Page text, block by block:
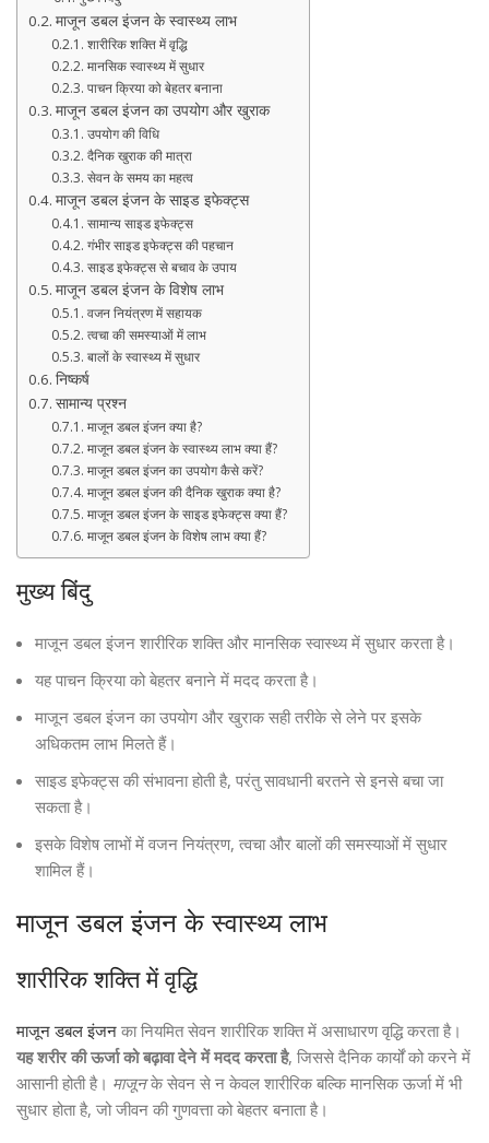
माजून डबल इंजन के स्वास्थ्य लाभ
शारीरिक शक्ति में वृद्धि
मानसिक स्वास्थ्य में सुधार
पाचन क्रिया को बेहतर बनाना
माजून डबल इंजन का उपयोग और खुराक
उपयोग की विधि
दैनिक खुराक की मात्रा
सेवन के समय का महत्व
माजून डबल इंजन के साइड इफेक्ट्स
सामान्य साइड इफेक्ट्स
गंभीर साइड इफेक्ट्स की पहचान
साइड इफेक्ट्स से बचाव के उपाय
माजून डबल इंजन के विशेष लाभ
वजन नियंत्रण में सहायक
त्वचा की समस्याओं में लाभ
बालों के स्वास्थ्य में सुधार
निष्कर्ष
सामान्य प्रश्न
माजून डबल इंजन क्या है?
माजून डबल इंजन के स्वास्थ्य लाभ क्या हैं?
माजून डबल इंजन का उपयोग कैसे करें?
माजून डबल इंजन की दैनिक खुराक क्या है?
माजून डबल इंजन के साइड इफेक्ट्स क्या हैं?
माजून डबल इंजन के विशेष लाभ क्या हैं?
मुख्य बिंदु
माजून डबल इंजन शारीरिक शक्ति और मानसिक स्वास्थ्य में सुधार करता है।
यह पाचन क्रिया को बेहतर बनाने में मदद करता है।
माजून डबल इंजन का उपयोग और खुराक सही तरीके से लेने पर इसके
अधिकतम लाभ मिलते हैं।
साइड इफेक्ट्स की संभावना होती है, परंतु सावधानी बरतने से इनसे बचा जा
सकता है।
इसके विशेष लाभों में वजन नियंत्रण, त्वचा और बालों की समस्याओं में सुधार
शामिल हैं।
माजून डबल इंजन के स्वास्थ्य लाभ
शारीरिक शक्ति में वृद्धि
माजून डबल इंजन का नियमित सेवन शारीरिक शक्ति में असाधारण वृद्धि करता है।
यह शरीर की ऊर्जा को बढ़ावा देने में मदद करता है, जिससे दैनिक कार्यों को करने में
आसानी होती है। माजूनके सेवन से न केवल शारीरिक बल्कि मानसिक ऊर्जा में भी
सुधार होता है, जो जीवन की गुणवत्ता को बेहतर बनाता है।